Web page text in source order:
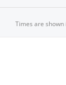
Times are shown